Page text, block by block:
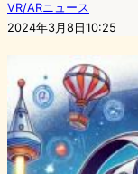
VR/ARニュース
2024年3月8日10:25